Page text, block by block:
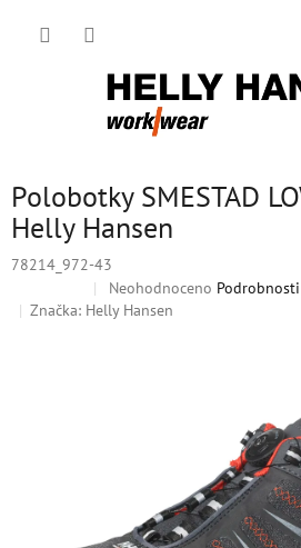
Polobotky SMESTAD
Helly Hansen
78214_972-43
Průměrné
hodnocení
Neohodnoceno
Značka: Helly Hansen